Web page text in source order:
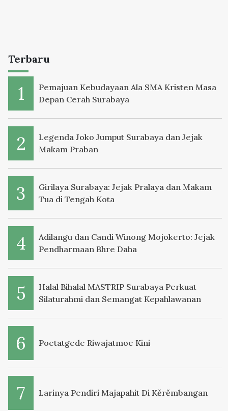
Terbaru
Pemajuan Kebudayaan Ala SMA Kristen Masa
Depan Cerah Surabaya
Legenda Joko Jumput Surabaya dan Jejak
Makam Praban
Girilaya Surabaya: Jejak Pralaya dan Makam
Tua di Tengah Kota
Adilangu dan Candi Winong Mojokerto: Jejak
Pendharmaan Bhre Daha
Halal Bihalal MASTRIP Surabaya Perkuat
Silaturahmi dan Semangat Kepahlawanan
Poetatgede Riwajatmoe Kini
Larinya Pendiri Majapahit Di Kěrěmbangan